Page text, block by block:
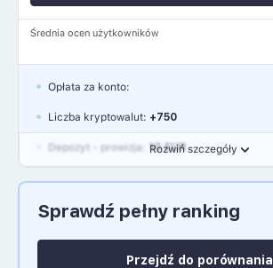
Średnia ocen użytkowników
Rozwiń szczegóły
Opłata za konto:
Liczba kryptowalut: +750
Depozyt - prowizja: 10 EUR
Język polski: NIE
Sprawdź pełny ranking
Przejdź do porównania